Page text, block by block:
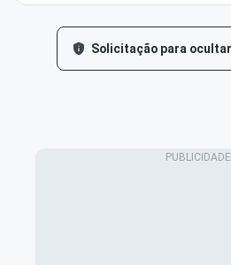
Solicitação para